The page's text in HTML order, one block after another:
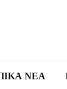
ΝΕΑ